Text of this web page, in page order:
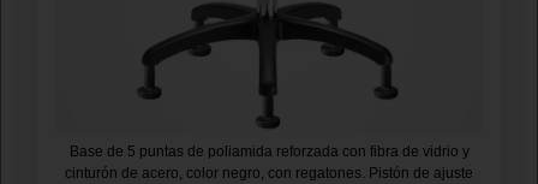
Base de 5 puntas de poliamida reforzada con fibra de vidrio y
cinturón de acero, color negro, con regatones. Pistón de ajuste